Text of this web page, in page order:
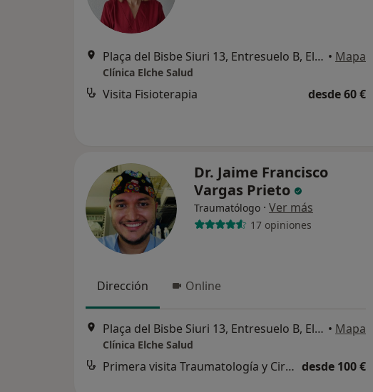
Plaça del Bisbe Siuri 13, Entresuelo B, Elche • Mapa
Clínica Elche Salud
Visita Fisioterapia desde 60 €
Dr. Jaime Francisco
Vargas Prieto
Traumatólogo · Ver más
17 opiniones
Dirección Online
Plaça del Bisbe Siuri 13, Entresuelo B, Elche • Mapa
Clínica Elche Salud
Primera visita Traumatología y Cirugía Ortopédica desde 100 €